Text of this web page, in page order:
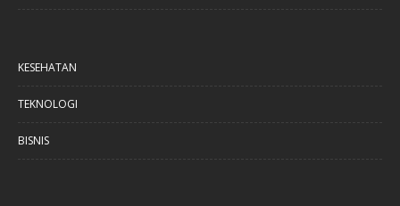
KESEHATAN
TEKNOLOGI
BISNIS